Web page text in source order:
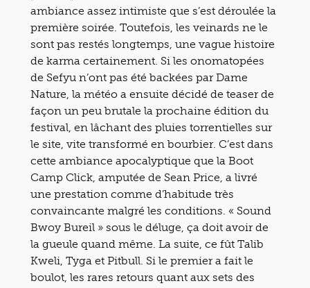
ambiance assez intimiste que s’est déroulée la
première soirée. Toutefois, les veinards ne le
sont pas restés longtemps, une vague histoire
de karma certainement. Si les onomatopées
de Sefyu n’ont pas été backées par Dame
Nature, la météo a ensuite décidé de teaser de
façon un peu brutale la prochaine édition du
festival, en lâchant des pluies torrentielles sur
le site, vite transformé en bourbier. C’est dans
cette ambiance apocalyptique que la Boot
Camp Click, amputée de Sean Price, a livré
une prestation comme d’habitude très
convaincante malgré les conditions. « Sound
Bwoy Bureil » sous le déluge, ça doit avoir de
la gueule quand même. La suite, ce fût Talib
Kweli, Tyga et Pitbull. Si le premier a fait le
boulot, les rares retours quant aux sets des